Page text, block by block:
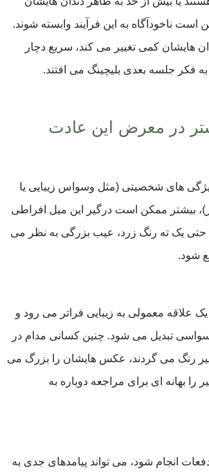
ناخودآگاه به این فرآیند وابسته شوند.
‌هایشان کمی تغییر می ‌کند، سریع دچار
فکر جلسه بعدی بلیچینگ می ‌افتند.
در معرض این عادت
‌های شخصیتی (مثل وسواس زیبایی یا
بیشتر ممکن است درگیر این میل افراطی
حتی یک ته ‌رنگ زرد، عیب بزرگی به نظر می
شود.
یک علاقه معمولی به زیبایی فراتر می ‌رود و
تبدیل می‌ شود. چنین کسانی مدام در
تغییر رنگ می ‌گردند، عکس ‌هایشان را بزرگ می
را بهانه ‌ای برای مراجعه دوباره به
انجام شود، می ‌تواند پیامدهای جدی به